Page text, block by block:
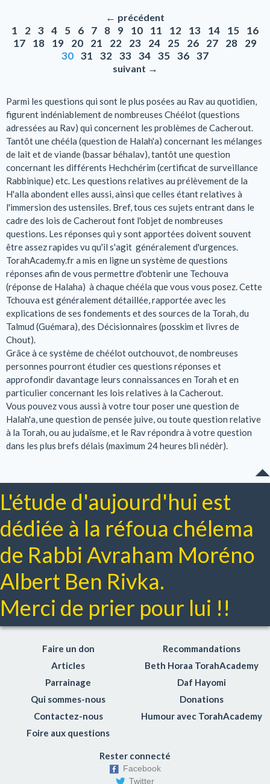
← précédent
1 2 3 4 5 6 7 8 9 10 11 12 13 14 15
16
17
18 19 20 21 22 23 24 25 26 27 28
29
30 31 32 33 34 35 36 37
suivant →
Parmi les questions qui sont le plus posées au Rav au quotidien,
figurent indéniablement de nombreuses Chéélot (questions
adressées au Rav) qui concernent les problèmes de Cacherout.
Tantôt une chééla (question de Halah'a) concernant les mélanges
de lait et de viande (bassar béhalav), tantôt une question
concernant les différents Hechchérim (certificat de surveillance
Rabbinique) etc. Les questions relatives au prélèvement de la
H'alla abondent elles aussi, ainsi que celles étant relatives à
l'immersion des ustensiles. Bref, tous ces sujets entrant dans le
cadre des lois de Cacherout font l'objet de nombreuses
questions. Les réponses qui y sont apportées doivent souvent
être assez rapides vu qu'il s'agit généralement d'urgences.
TorahAcademy.fr a mis en ligne un système de questions
réponses afin de vous permettre d'obtenir une Techouva
(réponse de Halaha) à chaque chééla que vous vous posez. Cette
Tchouva est généralement détaillée, rapportée avec les
explications de ses fondements et des sources de la Torah, du
Talmud (Guémara), des Décisionnaires (posskim et livres de
Chout).
Grâce à ce système de chéélot outchouvot, de nombreuses
personnes pourront étudier ces questions réponses et
approfondir davantage leurs connaissances en Torah et en
particulier concernant les lois relatives à la Cacherout.
Vous pouvez vous aussi à votre tour poser une question de
Halah'a, une question de pensée juive, ou toute question relative
à la Torah, ou au judaïsme, et le Rav répondra à votre question
dans les plus brefs délais (maximum 24 heures bli nédèr).
L'étude d'aujourd'hui est
dédiée à la réfoua chélema
de Rabbi Avraham Moréno
Albert Ben Rivka.
Merci de prier pour lui !!
Faire un don
Articles
Parrainage
Qui sommes-nous
Contactez-nous
Foire aux questions
Recommandations
Beth Horaa TorahAcademy
Daf Hayomi
Donations
Humour avec TorahAcademy
Rester connecté
Facebook
Twitter